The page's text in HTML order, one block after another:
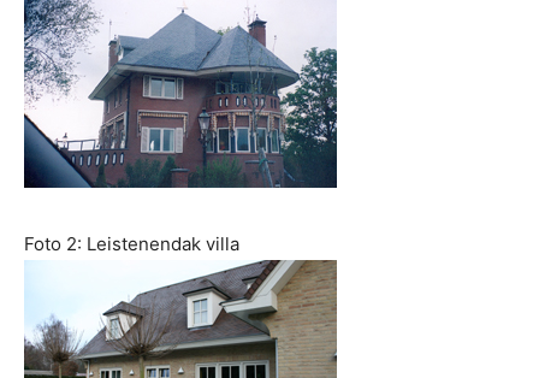
Foto 2: Leistenendak villa